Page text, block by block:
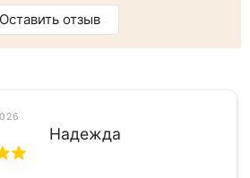
Оставить отзыв
Надежда